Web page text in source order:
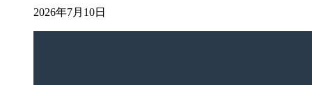
2026年7月10日